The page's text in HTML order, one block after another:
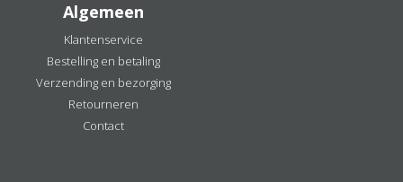
Algemeen
Klantenservice
Bestelling en betaling
Verzending en bezorging
Retourneren
Contact